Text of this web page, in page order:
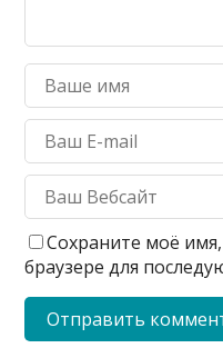
Сохраните моё
браузере для